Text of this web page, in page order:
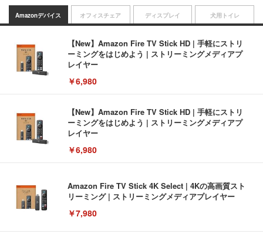
Amazonデバイス
【New】Amazon Fire TV Stick HD | 手軽にストリ
ーミングをはじめよう | ストリーミングメディアプ
レイヤー
￥6,980
【New】Amazon Fire TV Stick HD | 手軽にストリ
ーミングをはじめよう | ストリーミングメディアプ
レイヤー
￥6,980
Amazon Fire TV Stick 4K Select | 4Kの高画質スト
リーミング | ストリーミングメディアプレイヤー
￥7,980
オフィスチェア ディスプレイ 犬用トイレ